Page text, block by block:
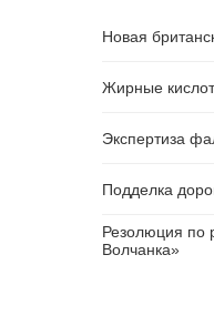
Новая
Жирные
Экспертиза
Подделка
Резолюция по
Волчанка»